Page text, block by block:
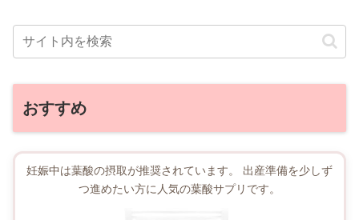
おすすめ
妊娠中は葉酸の摂取が推奨されています。 出産準備を少しず
つ進めたい方に人気の葉酸サプリです。